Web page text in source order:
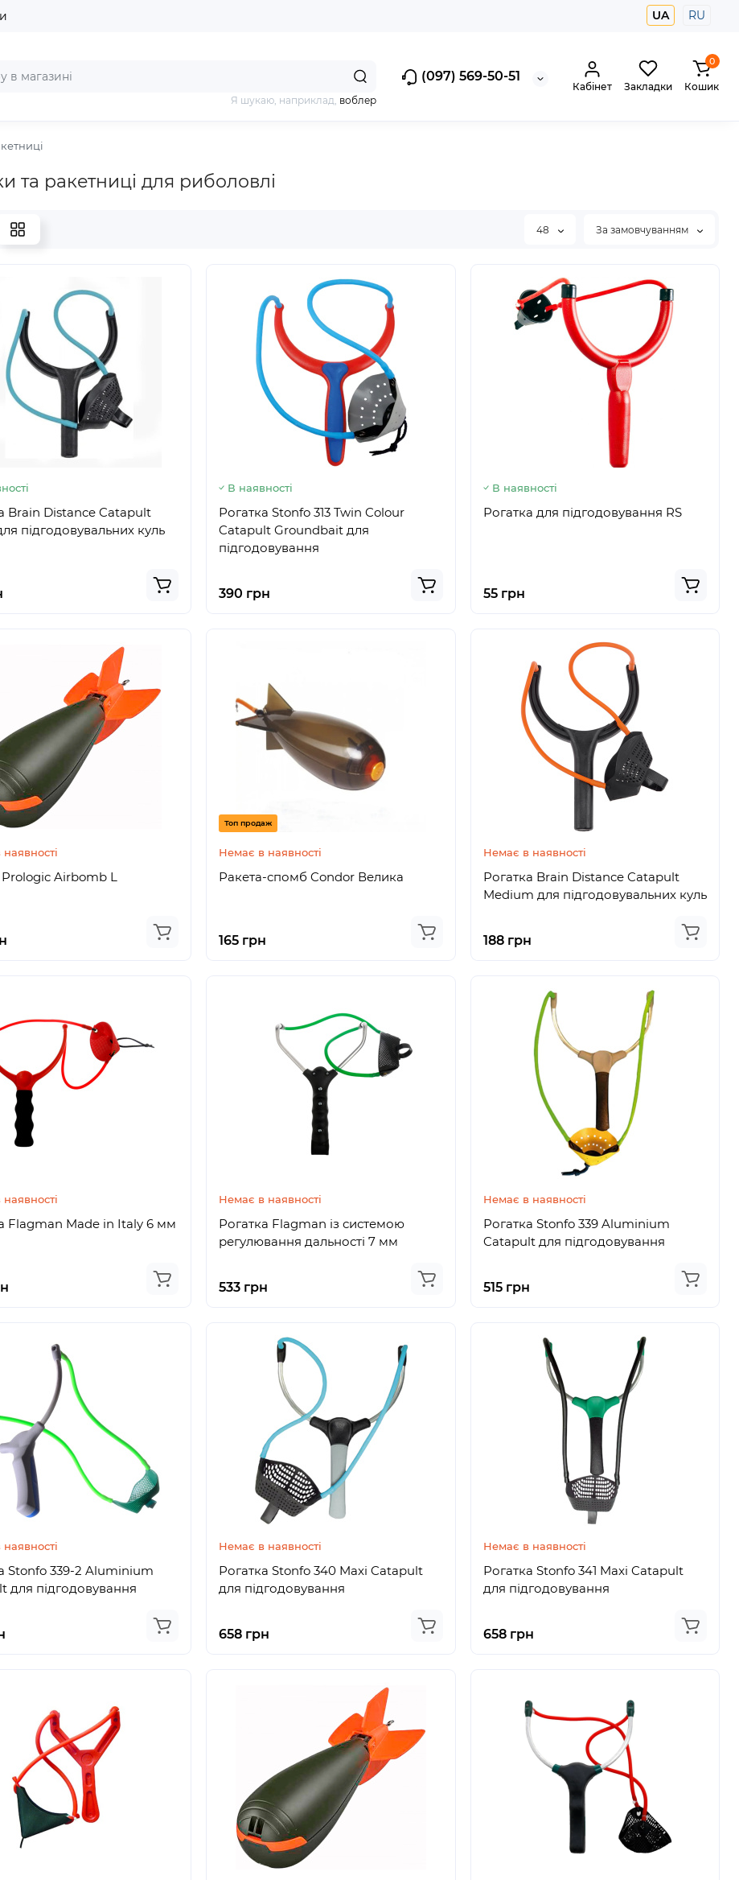
UA RU
(097) 569-50-51
Я шукаю, наприклад, воблер
Кабінет Закладки
0
Кошик
та ракетниці для риболовлі
48 За замовчуванням
Brain Distance Catapult
підгодовувальних куль
В наявності
Рогатка Stonfo 313 Twin Colour
Catapult Groundbait для
підгодовування
390 грн
В наявності
Рогатка для підгодовування RS
55 грн
Prologic Airbomb L
Топ продаж
Немає в наявності
Ракета-спомб Condor Велика
165 грн
Немає в наявності
Рогатка Brain Distance Catapult
Medium для підгодовувальних куль
188 грн
Flagman Made in Italy 6 мм
Немає в наявності
Рогатка Flagman із системою
регулювання дальності 7 мм
533 грн
Немає в наявності
Рогатка Stonfo 339 Aluminium
Catapult для підгодовування
515 грн
Stonfo 339-2 Aluminium
для підгодовування
Немає в наявності
Рогатка Stonfo 340 Maxi Catapult
для підгодовування
658 грн
Немає в наявності
Рогатка Stonfo 341 Maxi Catapult
для підгодовування
658 грн